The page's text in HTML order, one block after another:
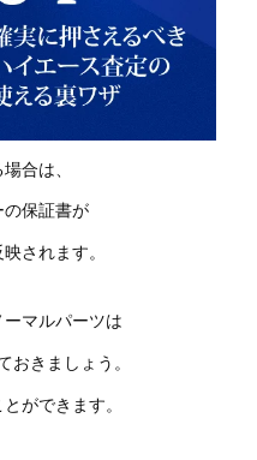
合は、
保証書が
されます。
マルパーツは
おきましょう。
ができます。